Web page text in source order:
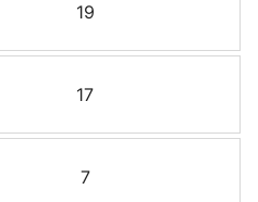
19
17
7